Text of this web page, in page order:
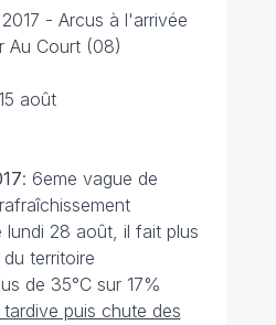
- Arcus à l'arrivée
Au Court (08)
août
: 6eme vague de
28 août, il fait plus
territoire
de 35°C sur 17%
puis chute des